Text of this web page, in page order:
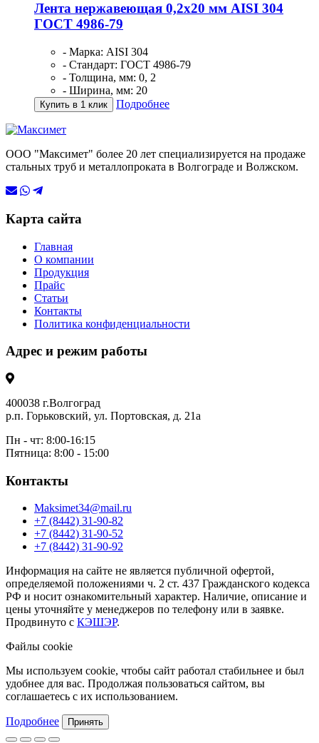
Лента нержавеющая 0,2х20 мм AISI 304
ГОСТ 4986-79
- Марка: AISI 304
- Стандарт: ГОСТ 4986-79
- Толщина, мм: 0, 2
- Ширина, мм: 20
Купить в 1 клик Подробнее
ООО "Максимет" более 20 лет специализируется на продаже
стальных труб и металлопроката в Волгограде и Волжском.
Карта сайта
Главная
О компании
Продукция
Прайс
Статьи
Контакты
Политика конфиденциальности
Адрес и режим работы
400038 г.Волгоград
р.п. Горьковский, ул. Портовская, д. 21а
Пн - чт: 8:00-16:15
Пятница: 8:00 - 15:00
Контакты
Maksimet34@mail.ru
+7 (8442) 31-90-82
+7 (8442) 31-90-52
+7 (8442) 31-90-92
Информация на сайте не является публичной офертой,
определяемой положениями ч. 2 ст. 437 Гражданского кодекса
РФ и носит ознакомительный характер. Наличие, описание и
цены уточняйте у менеджеров по телефону или в заявке.
Продвинуто с КЭШЭР.
Файлы cookie
Мы используем cookie, чтобы сайт работал стабильнее и был
удобнее для вас. Продолжая пользоваться сайтом, вы
соглашаетесь с их использованием.
Подробнее Принять